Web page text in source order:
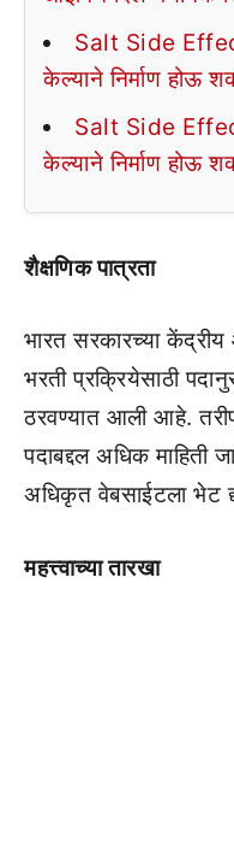
Salt Side
केल्याने निर्माण होऊ
Salt Side
केल्याने निर्माण होऊ
शैक्षणिक पात्रता
भारत सरकारच्या केंद्रीय
भरती प्रक्रियेसाठी
ठरवण्यात आली आहे.
पदाबद्दल अधिक माहिती
अधिकृत वेबसाईटला भेट
महत्त्वाच्या तारखा